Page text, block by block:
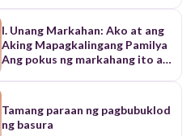
I. Unang Markahan: Ako at ang
Aking Mapagkalingang Pamilya
Ang pokus ng markahang ito ay
ang mga batayang bahagi ng
panlapi. • Pagbubuo ng Salita o
Mga Uri ng Panlapi (Unlapi,
Tamang paraan ng pagbubuklod
ng basura